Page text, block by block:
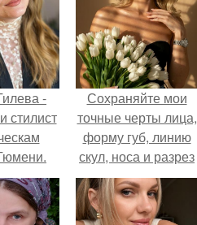
-
стилист
Сохраняйте мои
точные черты лица,
форму губ, линию
скул, носа и разрез
глаз.